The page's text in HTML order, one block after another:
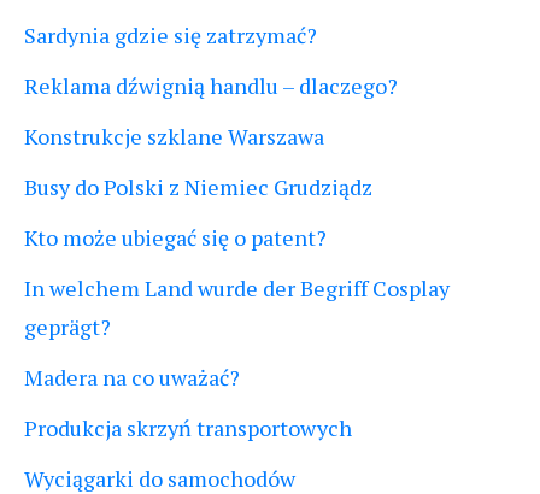
Sardynia gdzie się zatrzymać?
Reklama dźwignią handlu – dlaczego?
Konstrukcje szklane Warszawa
Busy do Polski z Niemiec Grudziądz
Kto może ubiegać się o patent?
In welchem Land wurde der Begriff Cosplay
geprägt?
Madera na co uważać?
Produkcja skrzyń transportowych
Wyciągarki do samochodów